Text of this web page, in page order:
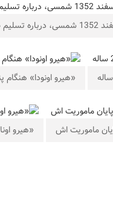
«هیرو اونودا»
ماموریت اش «هیرو